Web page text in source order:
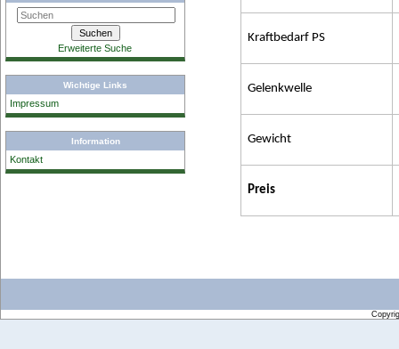
Erweiterte Suche
Wichtige Links
Impressum
Information
Kontakt
Kraftbedarf PS
Gelenkwelle
Gewicht
Preis